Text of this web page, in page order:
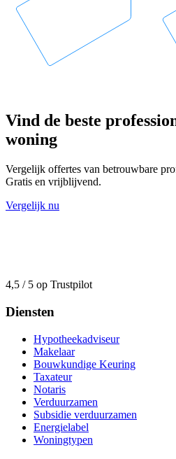
Vind de beste
woning
Vergelijk offertes van betrouwbare
Gratis en vrijblijvend.
Vergelijk nu
4,5 / 5 op Trustpilot
Diensten
Hypotheekadviseur
Makelaar
Bouwkundige Keuring
Taxateur
Notaris
Verduurzamen
Subsidie verduurzamen
Energielabel
Woningtypen